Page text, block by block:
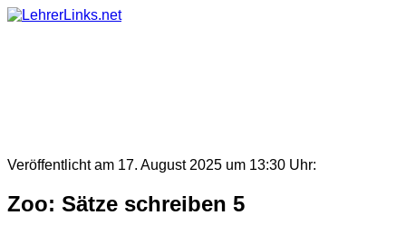
Skip
Veröffentlicht am 17. August 2025 um 13:30 Uhr:
Zoo: Sätze schreiben 5